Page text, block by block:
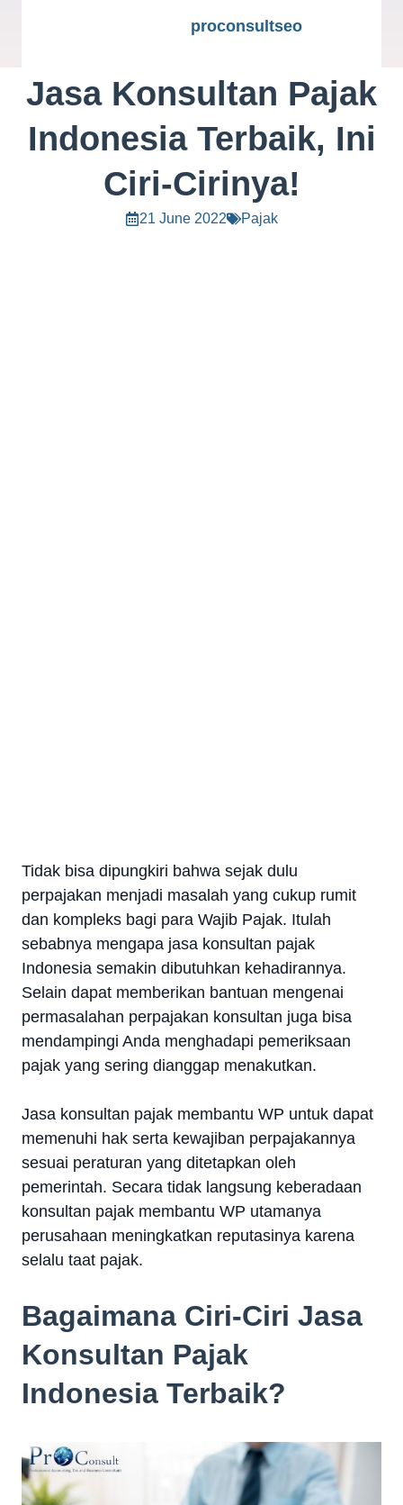
proconsultseo
Jasa Konsultan Pajak
Indonesia Terbaik, Ini
Ciri-Cirinya!
21 June 2022 Pajak
Tidak bisa dipungkiri bahwa sejak dulu
perpajakan menjadi masalah yang cukup rumit
dan kompleks bagi para Wajib Pajak. Itulah
sebabnya mengapa jasa konsultan pajak
Indonesia semakin dibutuhkan kehadirannya.
Selain dapat memberikan bantuan mengenai
permasalahan perpajakan konsultan juga bisa
mendampingi Anda menghadapi pemeriksaan
pajak yang sering dianggap menakutkan.
Jasa konsultan pajak membantu WP untuk dapat
memenuhi hak serta kewajiban perpajakannya
sesuai peraturan yang ditetapkan oleh
pemerintah. Secara tidak langsung keberadaan
konsultan pajak membantu WP utamanya
perusahaan meningkatkan reputasinya karena
selalu taat pajak.
Bagaimana Ciri-Ciri Jasa
Konsultan Pajak
Indonesia Terbaik?